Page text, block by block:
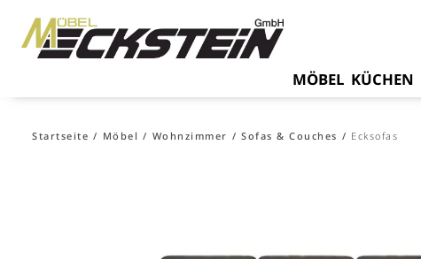
MÖBEL KÜCHEN
Startseite Möbel Wohnzimmer Sofas & Couches Ecksofas